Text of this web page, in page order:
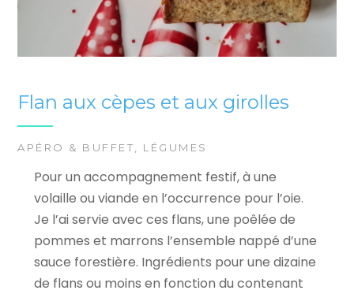
Flan aux cèpes et aux girolles
APÉRO & BUFFET LÉGUMES
Pour un accompagnement festif, à une
volaille ou viande en l’occurrence pour l’oie.
Je l’ai servie avec ces flans, une poêlée de
pommes et marrons l’ensemble nappé d’une
sauce forestière. Ingrédients pour une dizaine
de flans ou moins en fonction du contenant